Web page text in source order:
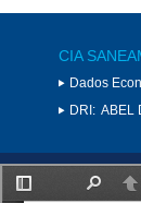
CIA
Dados
DRI: ABEL